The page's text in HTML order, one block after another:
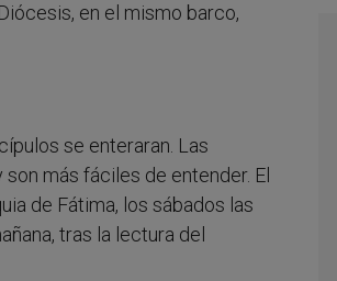
en el mismo barco,
se enteraran. Las
más fáciles de entender. El
de Fátima, los sábados las
tras la lectura del